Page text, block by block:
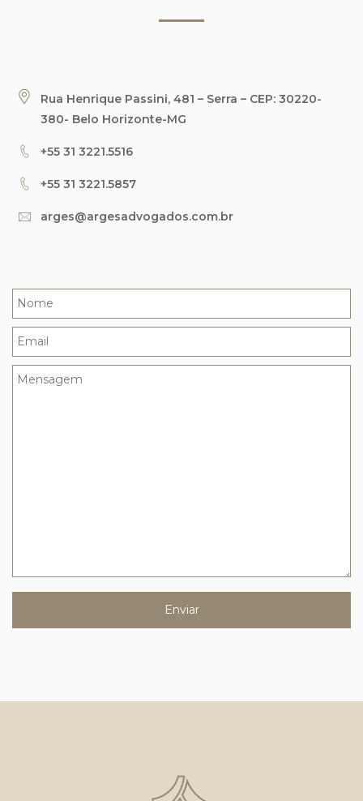
Rua Henrique Passini, 481 – Serra – CEP: 30220-
380- Belo Horizonte-MG
+55 31 3221.5516
+55 31 3221.5857
arges@argesadvogados.com.br